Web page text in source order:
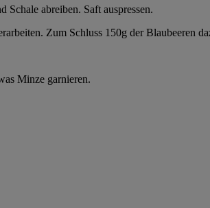
abreiben. Saft auspressen.
Zum Schluss 150g der Blaubeeren
Minze garnieren.